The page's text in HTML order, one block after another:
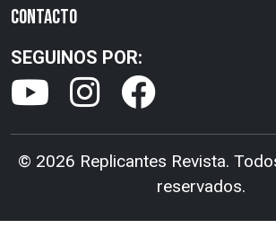
CONTACTO
SEGUINOS POR:
© 2026 Replicantes Revista.
reservados.